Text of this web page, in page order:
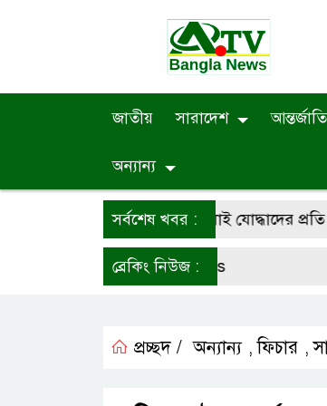
জাতীয় সারাদেশ
অন্যান্য
সর্বশেষ খবর :
শহীদ পরিবার ও জুলাই যোদ্ধাদের প্রতি
ব্রেকিং নিউজ :
প্রচ্ছদ / অন্যান্য ,ফিচার ,